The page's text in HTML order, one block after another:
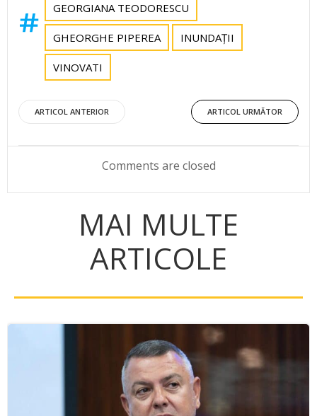
GEORGIANA TEODORESCU
GHEORGHE PIPEREA INUNDAȚII
VINOVATI
Post
navigation
ARTICOL ANTERIOR
Post
navigation
ARTICOL URMĂTOR
Comments are closed
MAI MULTE
ARTICOLE